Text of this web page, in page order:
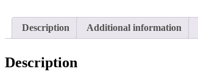
Description Additional information
Description